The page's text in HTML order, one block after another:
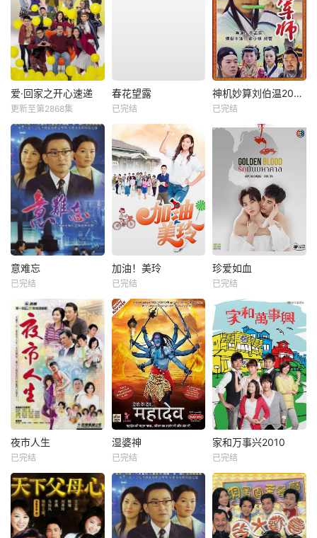
爱·回家之开心速递
更新至第2868集
春花望露
已完结
神机妙算刘伯温2006
已完结
意难忘
已完结
加油！美玲
已完结
珍爱如血
已完结
夜市人生
已完结
湿婆神
已完结
家和万事兴2010
已完结